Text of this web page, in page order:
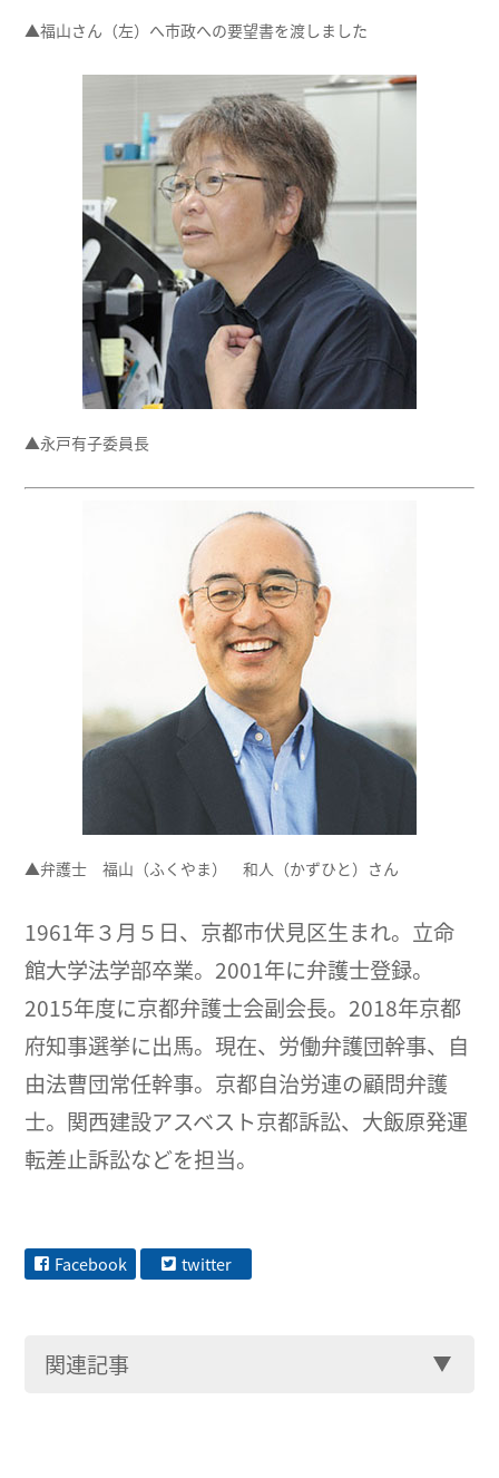
▲福山さん（左）へ市政への要望書を渡しました
▲永戸有子委員長
▲弁護士 福山（ふくやま） 和人（かずひと）さん
1961年３月５日、京都市伏見区生まれ。立命
館大学法学部卒業。2001年に弁護士登録。
2015年度に京都弁護士会副会長。2018年京都
府知事選挙に出馬。現在、労働弁護団幹事、自
由法曹団常任幹事。京都自治労連の顧問弁護
士。関西建設アスベスト京都訴訟、大飯原発運
転差止訴訟などを担当。
Facebook twitter
関連記事